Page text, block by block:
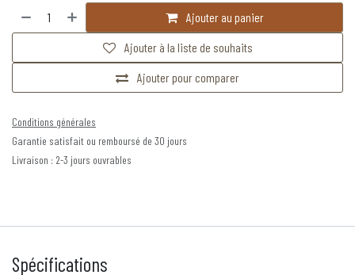
Ajouter au panier
Ajouter pour comparer
Ajouter à la liste de souhaits
Conditions générales
Garantie satisfait ou remboursé de 30 jours
Livraison : 2-3 jours ouvrables
Spécifications